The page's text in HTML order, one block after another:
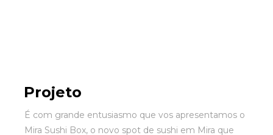
Projeto
É com grande entusiasmo que vos apresentamos o
Mira Sushi Box, o novo spot de sushi em Mira que